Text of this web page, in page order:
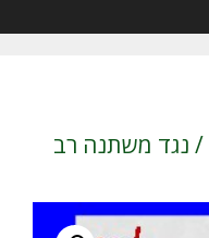
/ נגד משתנה רב